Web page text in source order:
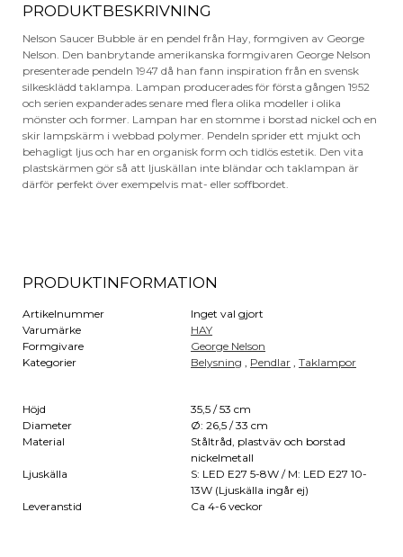
PRODUKTBESKRIVNING
Nelson Saucer Bubble är en pendel från Hay, formgiven av George
Nelson. Den banbrytande amerikanska formgivaren George Nelson
presenterade pendeln 1947 då han fann inspiration från en svensk
silkesklädd taklampa. Lampan producerades för första gången 1952
och serien expanderades senare med flera olika modeller i olika
mönster och former. Lampan har en stomme i borstad nickel och en
skir lampskärm i webbad polymer. Pendeln sprider ett mjukt och
behagligt ljus och har en organisk form och tidlös estetik. Den vita
plastskärmen gör så att ljuskällan inte bländar och taklampan är
därför perfekt över exempelvis mat- eller soffbordet.
PRODUKTINFORMATION
Artikelnummer
Inget val gjort
Varumärke
HAY
Formgivare
George Nelson
Kategorier
Belysning Pendlar ,Taklampor
Höjd
35,5 / 53 cm
Diameter
Ø: 26,5 / 33 cm
Material
Ståltråd, plastväv och borstad
nickelmetall
Ljuskälla
S: LED E27 5-8W / M: LED E27 10-
13W (Ljuskälla ingår ej)
Leveranstid
Ca 4-6 veckor